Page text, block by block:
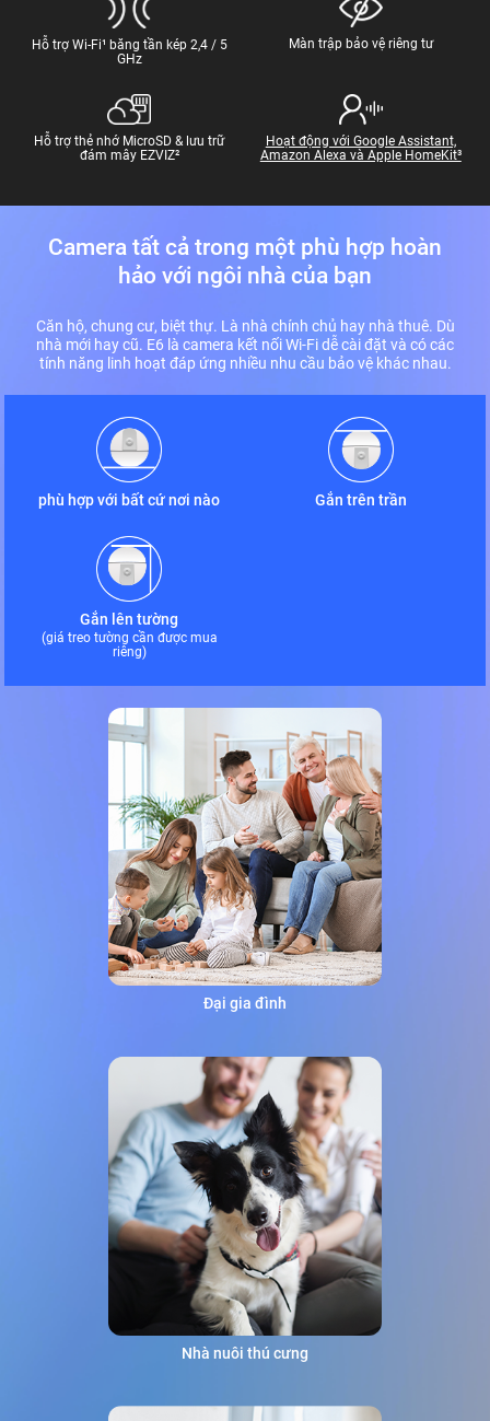
Hỗ trợ Wi-Fi¹ băng tần kép 2,4 / 5
GHz
Màn trập bảo vệ riêng tư
Hỗ trợ thẻ nhớ MicroSD & lưu trữ
đám mây EZVIZ²
Hoạt động với Google Assistant,
Amazon Alexa và Apple HomeKit³
Camera tất cả trong một phù hợp hoàn
hảo với ngôi nhà của bạn
Căn hộ, chung cư, biệt thự. Là nhà chính chủ hay nhà thuê. Dù
nhà mới hay cũ. E6 là camera kết nối Wi-Fi dễ cài đặt và có các
tính năng linh hoạt đáp ứng nhiều nhu cầu bảo vệ khác nhau.
phù hợp với bất cứ nơi nào Gắn trên trần
Gắn lên tường
(giá treo tường cần được mua
riêng)
Đại gia đình
Nhà nuôi thú cưng